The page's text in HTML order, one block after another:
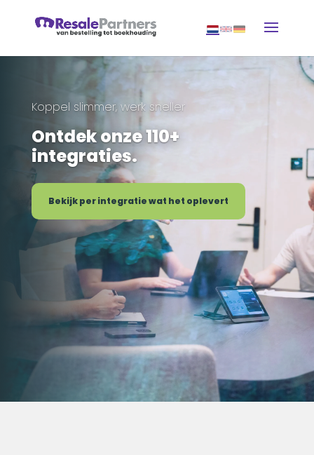
Koppel slimmer, werk sneller
Ontdek onze 110+
integraties.
Bekijk per integratie wat het oplevert